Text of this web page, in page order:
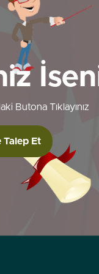
Butona Tıklayınız
Talep Et